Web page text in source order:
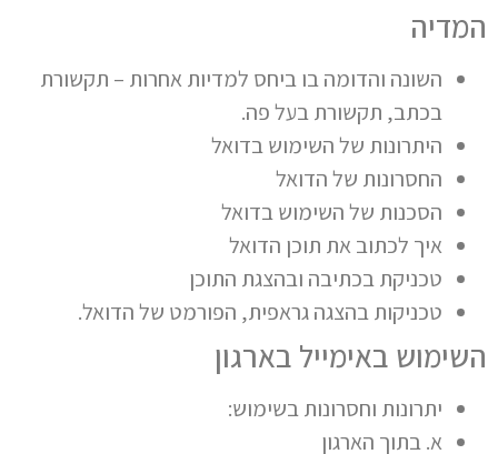
המדיה
השונה והדומה בו ביחס למדיות אחרות – תקשורת
בכתב, תקשורת בעל פה.
היתרונות של השימוש בדואל
החסרונות של הדואל
הסכנות של השימוש בדואל
איך לכתוב את תוכן הדואל
טכניקת בכתיבה ובהצגת התוכן
טכניקות בהצגה גראפית, הפורמט של הדואל.
השימוש באימייל בארגון
יתרונות וחסרונות בשימוש:
א. בתוך הארגון